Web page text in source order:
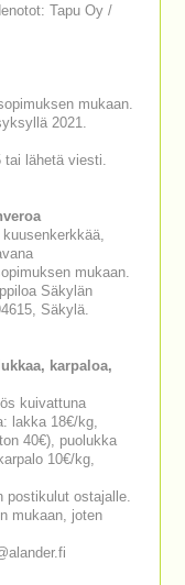
Tapu Oy /
mukaan.
2021.
tai lähetä viesti.
mukaan.
Säkylän
Säkylä.
karpaloa,
kuivattuna
lakka 18€/kg,
40€), puolukka
10€/kg,
postikulut ostajalle.
mukaan, joten